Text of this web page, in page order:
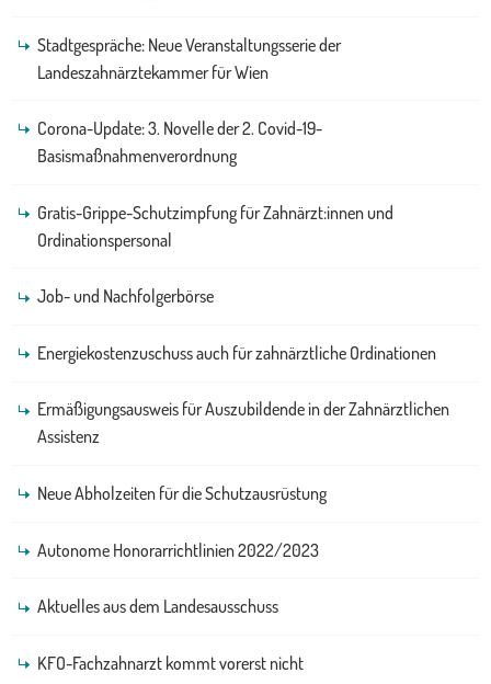
Stadtgespräche: Neue Veranstaltungsserie der
Landeszahnärztekammer für Wien
Corona-Update: 3. Novelle der 2. Covid-19-
Basismaßnahmenverordnung
Gratis-Grippe-Schutzimpfung für Zahnärzt:innen und
Ordinationspersonal
Job- und Nachfolgerbörse
Energiekostenzuschuss auch für zahnärztliche Ordinationen
Ermäßigungsausweis für Auszubildende in der Zahnärztlichen
Assistenz
Neue Abholzeiten für die Schutzausrüstung
Autonome Honorarrichtlinien 2022/2023
Aktuelles aus dem Landesausschuss
KFO-Fachzahnarzt kommt vorerst nicht